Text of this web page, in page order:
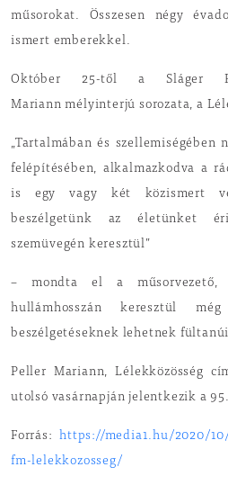
műsorokat. Összesen négy
ismert emberekkel.
Október 25-től a Sláger
Mariann mélyinterjú sorozata, a
„Tartalmában és szellemiségében
felépítésében, alkalmazkodva a
is egy vagy két közismert
beszélgetünk az életünket
szemüvegén keresztül”
– mondta el a
hullámhosszán keresztül
beszélgetéseknek lehetnek
Peller Mariann, Lélekközösség
utolsó vasárnapján jelentkezik a
Forrás:https://media1.hu/2020/
fm-lelekkozosseg/